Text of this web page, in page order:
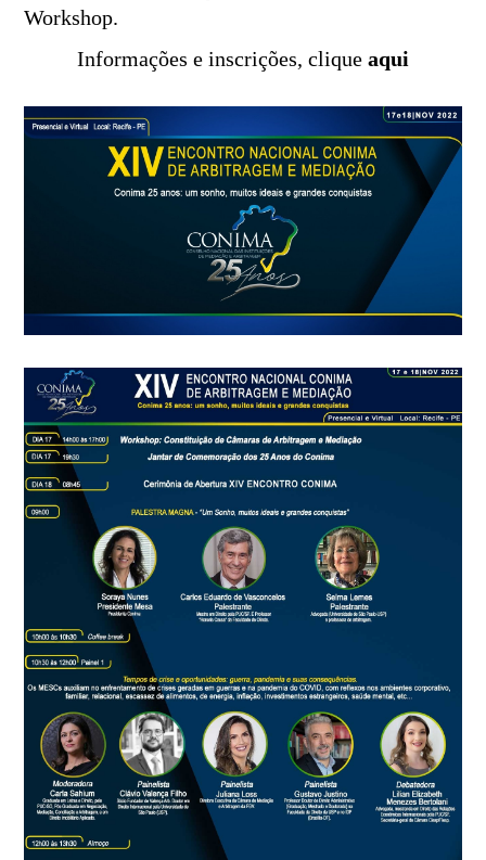
Workshop.
Informações e inscrições, clique aqui